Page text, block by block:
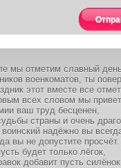
мы отметим славный
военкоматов, ты
этот вместе все
всех словом мы
ваш труд бесценен,
страны и очень
надёжно вы
вы не допустите просчёт.
будет только лёгок,
добавит пусть